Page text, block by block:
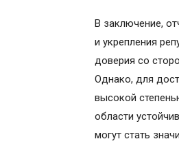
В заключение,
и укрепления
доверия со
Однако, для
высокой
области
могут стать